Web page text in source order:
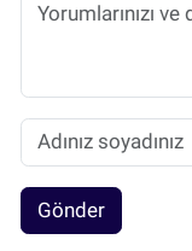
Gönder